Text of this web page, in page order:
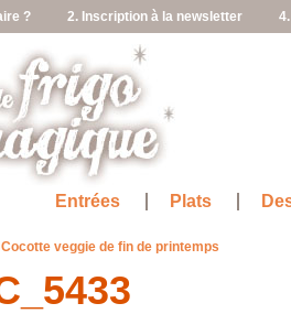
? 2. Inscription à la newsletter
Entrées Plats
veggie de fin de printemps